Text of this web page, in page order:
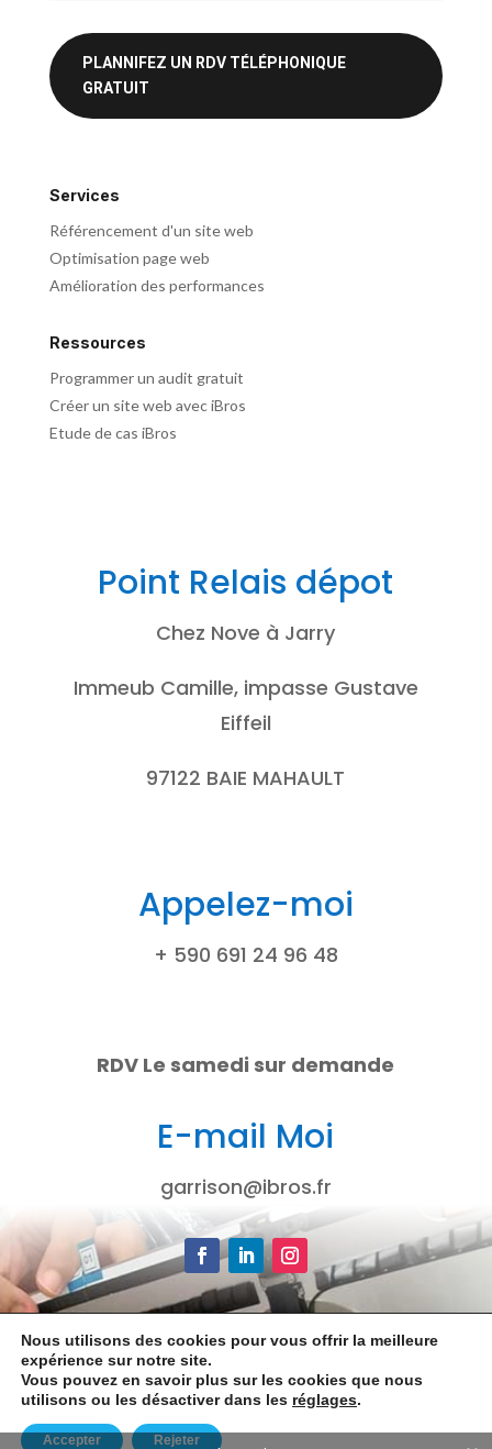
PLANNIFEZ UN RDV TÉLÉPHONIQUE
GRATUIT
Services
Référencement d'un site web
Optimisation page web
Amélioration des performances
Ressources
Programmer un audit gratuit
Créer un site web avec iBros
Etude de cas iBros
Point Relais dépot
Chez Nove à Jarry
Immeub Camille, impasse Gustave
Eiffeil
97122 BAIE MAHAULT
Appelez-moi
+ 590 691 24 96 48
RDV Le samedi sur demande
E-mail Moi
garrison@ibros.fr
FacebookLinkedInInstagram
Design iBros 2026
Mentions légales
Nous utilisons des cookies pour vous offrir la meilleure
expérience sur notre site.
Vous pouvez en savoir plus sur les cookies que nous
utilisons ou les désactiver dans les réglages.
Accepter Rejeter